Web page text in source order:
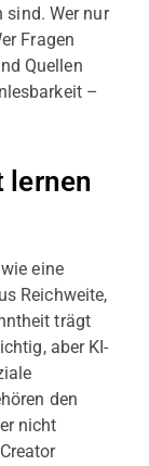
sind. Wer nur
Fragen
Quellen
–
lernen
eine
Reichweite,
trägt
aber KI-
den
nicht